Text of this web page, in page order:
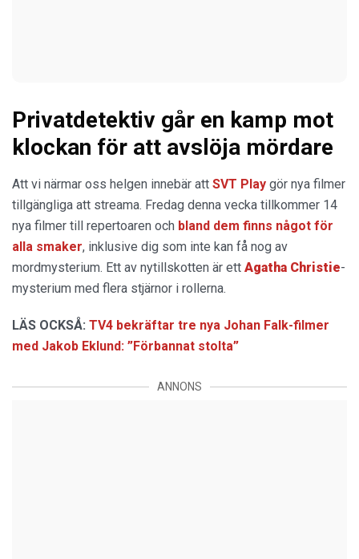
Privatdetektiv går en kamp mot
klockan för att avslöja mördare
Att vi närmar oss helgen innebär att SVT Play gör nya filmer
tillgängliga att streama. Fredag denna vecka tillkommer 14
nya filmer till repertoaren och bland dem finns något för
alla smaker, inklusive dig som inte kan få nog av
mordmysterium. Ett av nytillskotten är ett Agatha Christie-
mysterium med flera stjärnor i rollerna.
LÄS OCKSÅ: TV4 bekräftar tre nya Johan Falk-filmer
med Jakob Eklund: ”Förbannat stolta”
ANNONS